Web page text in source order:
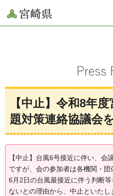
宮崎県
【中止】令和8年
題対策連絡協議会
【中止】台風6号接近に伴い、
ですが、会の参加者は各機関・
6月2日の台風最接近に伴う判断
ないとの理由から、中止といたし